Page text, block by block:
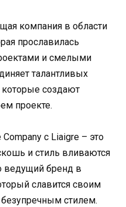
компания в области
прославилась
и смелыми
талантливых
которые создают
проекте.
с Liaigre – это
и стиль вливаются
ведущий бренд в
славится своим
стилем.